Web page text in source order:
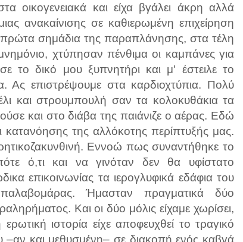
οικογενειακά και είχα βγάλει άκρη αλλά
ανακαίνισης σε καθιερωμένη επιχείρηση
σημάδια της παραπλάνησης, στα τέλη
χτύπησαν πένθιμα οι καμπάνες για
το δικό μου ξυπνητήρι και μ' έστειλε το
Ας επιστρέψουμε στα καρδιοχτύπια. Πολύ
και στρουμπουλή σαν τα κολοκυθάκια τα
και στο διάβα της παιάνιζε ο αέρας. Εδώ
κατανόησης της αλλόκοτης περίπτυξής μας.
Εννοώ πως συναντήθηκε το
ό,τι και να γινόταν δεν θα υφίστατο
επικοινωνίας τα ιερογλυφικά εδάφια του
Ήμασταν πραγματικά δύο
Και οι δύο μόλις είχαμε χωρίσει,
ιστορία είχε αποφευχθεί το τραγικό
και μεθυσμένη– σε διακοπή ενός καβγά